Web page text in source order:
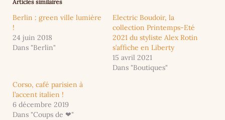
Articles similaires
Berlin : green ville lumière
!
24 juin 2018
Dans "Berlin"
Electric Boudoir, la
collection Printemps-Eté
2021 du styliste Alex Rotin
s’affiche en Liberty
15 avril 2021
Dans "Boutiques"
Corso, café parisien à
l’accent italien !
6 décembre 2019
Dans "Coups de ❤"